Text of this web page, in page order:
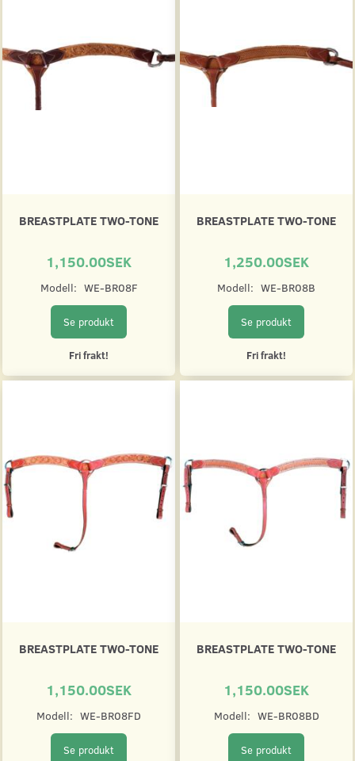
BREASTPLATE TWO-TONE
1,150.00SEK
Modell: WE-BR08F
Se produkt
Fri frakt!
BREASTPLATE TWO-TONE
1,250.00SEK
Modell: WE-BR08B
Se produkt
Fri frakt!
BREASTPLATE TWO-TONE
1,150.00SEK
Modell: WE-BR08FD
Se produkt
BREASTPLATE TWO-TONE
1,150.00SEK
Modell: WE-BR08BD
Se produkt